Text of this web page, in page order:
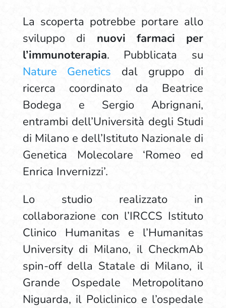
La scoperta potrebbe portare allo
sviluppo di nuovi farmaci per
l’immunoterapia. Pubblicata su
Nature Genetics dal gruppo di
ricerca coordinato da Beatrice
Bodega e Sergio Abrignani,
entrambi dell’Università degli Studi
di Milano e dell’Istituto Nazionale di
Genetica Molecolare ‘Romeo ed
Enrica Invernizzi’.
Lo studio realizzato in
collaborazione con l’IRCCS Istituto
Clinico Humanitas e l’Humanitas
University di Milano, il CheckmAb
spin-off della Statale di Milano, il
Grande Ospedale Metropolitano
Niguarda, il Policlinico e l’ospedale